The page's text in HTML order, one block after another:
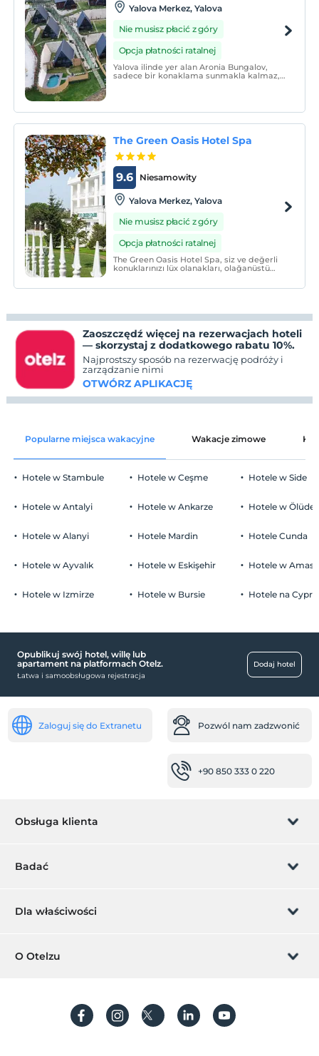
Yalova Merkez, Yalova
Nie musisz płacić z góry
Opcja płatności ratalnej
Yalova ilinde yer alan Aronia Bungalov,
sadece bir konaklama sunmakla kalmaz,
The Green Oasis Hotel Spa
Niesamowity
9.6
Yalova Merkez, Yalova
Nie musisz płacić z góry
Opcja płatności ratalnej
The Green Oasis Hotel Spa, siz ve değerli
konuklarınızı lüx olanakları, olağanüstü
Zaoszczędź więcej na rezerwacjach hoteli
— skorzystaj z dodatkowego rabatu 10%.
Najprostszy sposób na rezerwację podróży i
zarządzanie nimi
OTWÓRZ APLIKACJĘ
Popularne miejsca wakacyjne Wakacje zimowe
Hotele w Stambule
Hotele w Antalyi
Hotele w Alanyi
Hotele w Ayvalık
Hotele w Izmirze
Hotele w Ceşme
Hotele w Ankarze
Hotele Mardin
Hotele w Eskişehir
Hotele w Bursie
Hotele w Side
Hotele w
Hotele Cunda
Hotele w
Hotele na
Opublikuj swój hotel, willę lub
apartament na platformach Otelz.
Łatwa i samoobsługowa rejestracja
Dodaj hotel
Zaloguj się do Extranetu Pozwól nam zadzwonić
+90 850 333 0 220
Obsługa klienta
Zarządzanie rezerwacją
Często Zadawane Pytania
Badać
Karta podarunkowa
Utwórz konto
Dla właściwości
Dodaj swój hotel
O Otelzu